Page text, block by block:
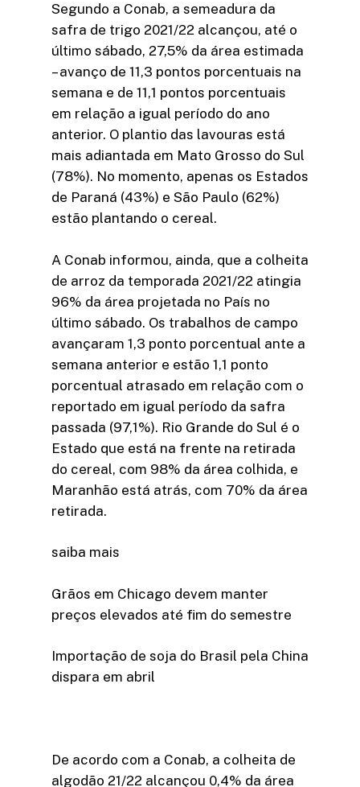
Segundo a Conab, a semeadura da
safra de trigo 2021/22 alcançou, até o
último sábado, 27,5% da área estimada
– avanço de 11,3 pontos porcentuais na
semana e de 11,1 pontos porcentuais
em relação a igual período do ano
anterior. O plantio das lavouras está
mais adiantada em Mato Grosso do Sul
(78%). No momento, apenas os Estados
de Paraná (43%) e São Paulo (62%)
estão plantando o cereal.
A Conab informou, ainda, que a colheita
de arroz da temporada 2021/22 atingia
96% da área projetada no País no
último sábado. Os trabalhos de campo
avançaram 1,3 ponto porcentual ante a
semana anterior e estão 1,1 ponto
porcentual atrasado em relação com o
reportado em igual período da safra
passada (97,1%). Rio Grande do Sul é o
Estado que está na frente na retirada
do cereal, com 98% da área colhida, e
Maranhão está atrás, com 70% da área
retirada.
saiba mais
Grãos em Chicago devem manter
preços elevados até fim do semestre
Importação de soja do Brasil pela China
dispara em abril
De acordo com a Conab, a colheita de
algodão 21/22 alcançou 0,4% da área